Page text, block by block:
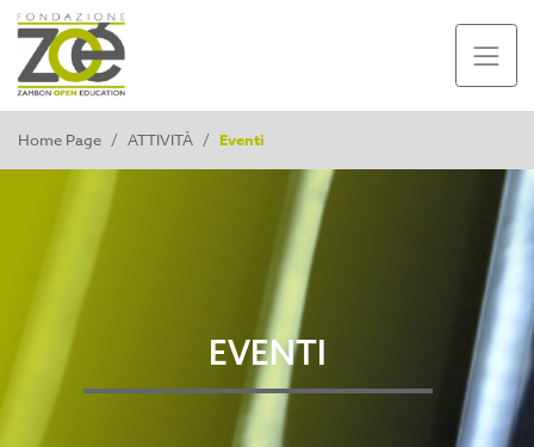
Home Page / ATTIVITÀ / Eventi
EVENTI